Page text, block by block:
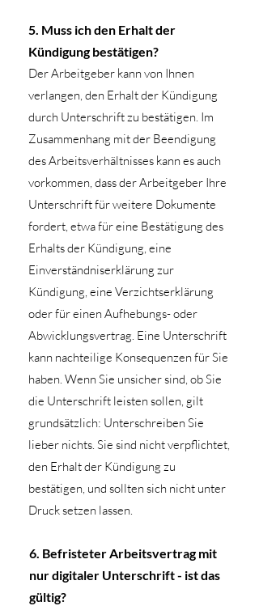
5. Muss ich den Erhalt der
Kündigung bestätigen?
Der Arbeitgeber kann von Ihnen
verlangen, den Erhalt der Kündigung
durch Unterschrift zu bestätigen. Im
Zusammenhang mit der Beendigung
des Arbeitsverhältnisses kann es auch
vorkommen, dass der Arbeitgeber Ihre
Unterschrift für weitere Dokumente
fordert, etwa für eine Bestätigung des
Erhalts der Kündigung, eine
Einverständniserklärung zur
Kündigung, eine Verzichtserklärung
oder für einen Aufhebungs- oder
Abwicklungsvertrag. Eine Unterschrift
kann nachteilige Konsequenzen für Sie
haben. Wenn Sie unsicher sind, ob Sie
die Unterschrift leisten sollen, gilt
grundsätzlich: Unterschreiben Sie
lieber nichts. Sie sind nicht verpflichtet,
den Erhalt der Kündigung zu
bestätigen, und sollten sich nicht unter
Druck setzen lassen.
6. Befristeter Arbeitsvertrag mit
nur digitaler Unterschrift - ist das
gültig?